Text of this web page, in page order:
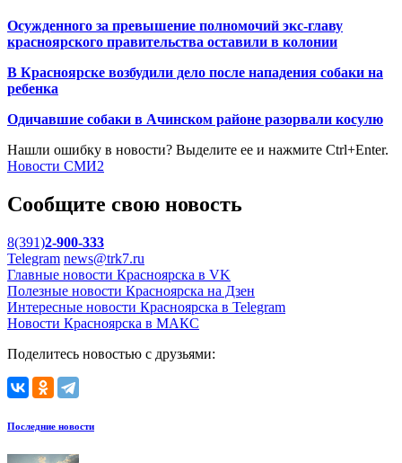
Осужденного за превышение полномочий экс-главу
красноярского правительства оставили в колонии
В Красноярске возбудили дело после нападения собаки на
ребенка
Одичавшие собаки в Ачинском районе разорвали косулю
Нашли ошибку в новости? Выделите ее и нажмите Ctrl+Enter.
Новости СМИ2
Сообщите свою новость
8(391)2-900-333
Telegram news@trk7.ru
Главные новости Красноярска в VK
Полезные новости Красноярска на Дзен
Интересные новости Красноярска в Telegram
Новости Красноярска в МАКС
Поделитесь новостью с друзьями:
Последние новости